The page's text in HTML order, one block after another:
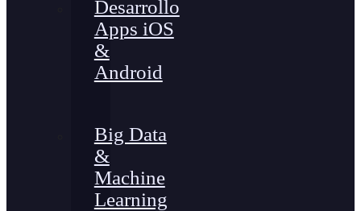
Desarrollo
Apps iOS
&
Android
Big Data
&
Machine
Learning